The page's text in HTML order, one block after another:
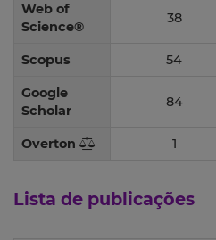
Web of
Science®
38
Scopus 54
Google
Scholar
84
Overton 1
Lista de publicações